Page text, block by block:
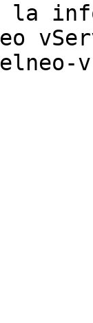
la